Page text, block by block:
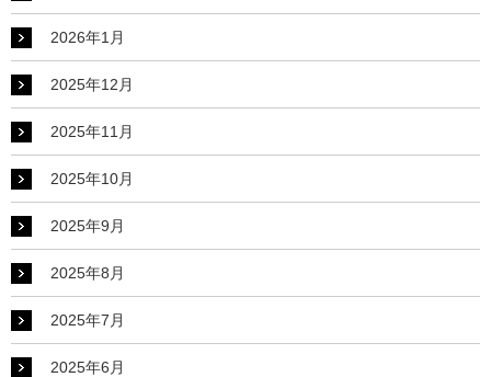
2026年1月
2025年12月
2025年11月
2025年10月
2025年9月
2025年8月
2025年7月
2025年6月